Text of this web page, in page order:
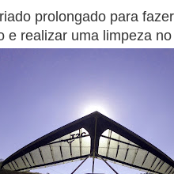
prolongado para
e realizar uma limpeza